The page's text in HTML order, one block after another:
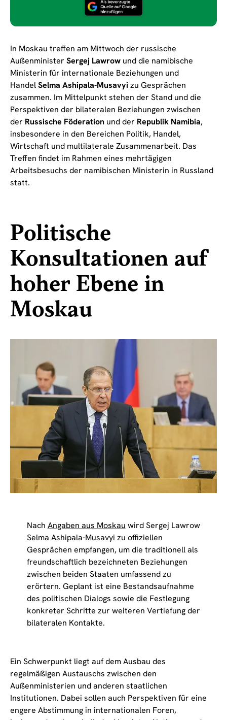
In Moskau treffen am Mittwoch der russische
Außenminister Sergej Lawrow und die namibische
Ministerin für internationale Beziehungen und
HandelSelma Ashipala-Musavyi zu Gesprächen
zusammen. Im Mittelpunkt stehen der Stand und die
Perspektiven der bilateralen Beziehungen zwischen
der Russische Föderation und der Republik Namibia,
insbesondere in den Bereichen Politik, Handel,
Wirtschaft und multilaterale Zusammenarbeit. Das
Treffen findet im Rahmen eines mehrtägigen
Arbeitsbesuchs der namibischen Ministerin in Russland
statt.
Politische
Konsultationen auf
hoher Ebene in
Moskau
Nach Angaben aus Moskau wird Sergej Lawrow
Selma Ashipala-Musavyi zu offiziellen
Gesprächen empfangen, um die traditionell als
freundschaftlich bezeichneten Beziehungen
zwischen beiden Staaten umfassend zu
erörtern. Geplant ist eine Bestandsaufnahme
des politischen Dialogs sowie die Festlegung
konkreter Schritte zur weiteren Vertiefung der
bilateralen Kontakte.
Ein Schwerpunkt liegt auf dem Ausbau des
regelmäßigen Austauschs zwischen den
Außenministerien und anderen staatlichen
Institutionen. Dabei sollen auch Perspektiven für eine
engere Abstimmung in internationalen Foren,